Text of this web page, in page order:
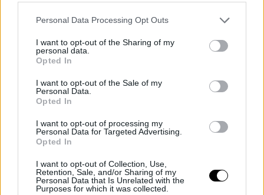
Personal Data Processing Opt Outs
I want to opt-out of the Sharing of my
personal data.
Opted In
I want to opt-out of the Sale of my
Personal Data.
Opted In
I want to opt-out of processing my
Personal Data for Targeted Advertising.
Opted In
I want to opt-out of Collection, Use,
Retention, Sale, and/or Sharing of my
Personal Data that Is Unrelated with the
Purposes for which it was collected.
especial, chorizo rosario, lomo en manteca,
chorizo, paté de morcilla, pringá y zurrapas roja y
blanca.
El organismo perteneciente al ministerio dirigido
ciudadanos que se abstengan de consumirlos
productos de Sabores de Paterna
en sus hogares y ha pedido que, de haberlos
consumido y presentar alguna sintomatología